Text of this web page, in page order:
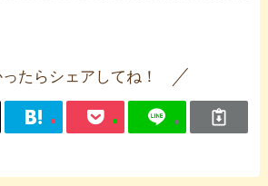
たらシェアしてね！